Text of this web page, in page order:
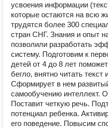
усвоения информации
которые остаются на всю
трудятся более 300
стран СНГ. Знания и опыт
позволили разработать
систему. Подготовим к
детей от 4 до 8 лет
бегло, внятно читать
Сформирует в нем
самообучению интеллект.
Поставит четкую речь.
потенциал ребенка.
его поведение. Повысим